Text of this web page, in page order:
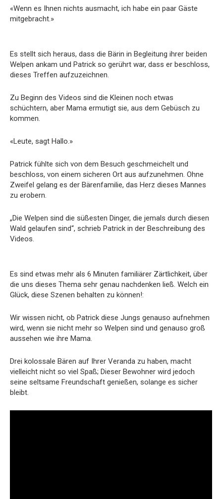
«Wenn es Ihnen nichts ausmacht, ich habe ein paar Gäste
mitgebracht.»
Es stellt sich heraus, dass die Bärin in Begleitung ihrer beiden
Welpen ankam und Patrick so gerührt war, dass er beschloss,
dieses Treffen aufzuzeichnen.
Zu Beginn des Videos sind die Kleinen noch etwas
schüchtern, aber Mama ermutigt sie, aus dem Gebüsch zu
kommen.
«Leute, sagt Hallo.»
Patrick fühlte sich von dem Besuch geschmeichelt und
beschloss, von einem sicheren Ort aus aufzunehmen. Ohne
Zweifel gelang es der Bärenfamilie, das Herz dieses Mannes
zu erobern.
„Die Welpen sind die süßesten Dinger, die jemals durch diesen
Wald gelaufen sind“, schrieb Patrick in der Beschreibung des
Videos.
Es sind etwas mehr als 6 Minuten familiärer Zärtlichkeit, über
die uns dieses Thema sehr genau nachdenken ließ. Welch ein
Glück, diese Szenen behalten zu können!:
Wir wissen nicht, ob Patrick diese Jungs genauso aufnehmen
wird, wenn sie nicht mehr so ​​Welpen sind und genauso groß
aussehen wie ihre Mama.
Drei kolossale Bären auf Ihrer Veranda zu haben, macht
vielleicht nicht so viel Spaß; Dieser Bewohner wird jedoch
seine seltsame Freundschaft genießen, solange es sicher
bleibt.